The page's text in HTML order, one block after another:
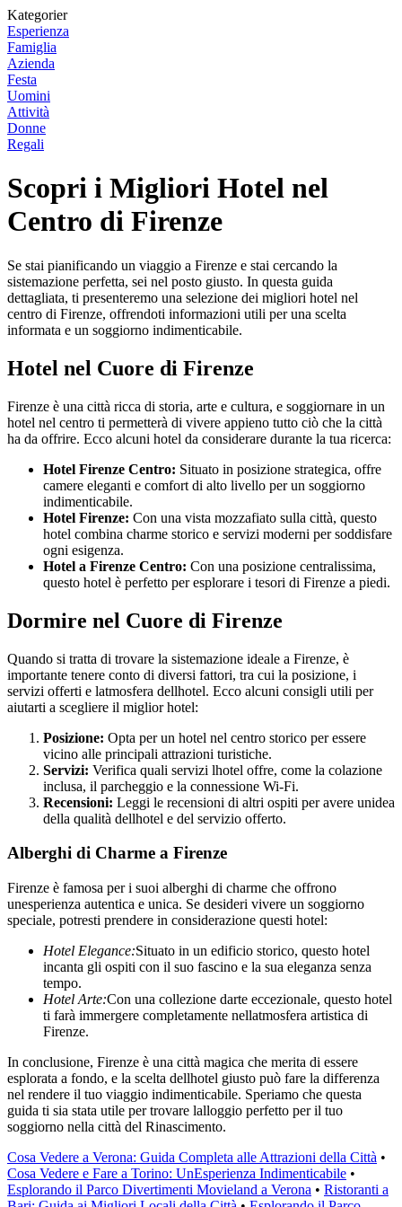
Kategorier
Esperienza
Famiglia
Azienda
Festa
Uomini
Attività
Donne
Regali
Scopri i Migliori Hotel nel
Centro di Firenze
Se stai pianificando un viaggio a Firenze e stai cercando la
sistemazione perfetta, sei nel posto giusto. In questa guida
dettagliata, ti presenteremo una selezione dei migliori hotel nel
centro di Firenze, offrendoti informazioni utili per una scelta
informata e un soggiorno indimenticabile.
Hotel nel Cuore di Firenze
Firenze è una città ricca di storia, arte e cultura, e soggiornare in un
hotel nel centro ti permetterà di vivere appieno tutto ciò che la città
ha da offrire. Ecco alcuni hotel da considerare durante la tua ricerca:
Hotel Firenze Centro: Situato in posizione strategica, offre
camere eleganti e comfort di alto livello per un soggiorno
indimenticabile.
Hotel Firenze: Con una vista mozzafiato sulla città, questo
hotel combina charme storico e servizi moderni per soddisfare
ogni esigenza.
Hotel a Firenze Centro: Con una posizione centralissima,
questo hotel è perfetto per esplorare i tesori di Firenze a piedi.
Dormire nel Cuore di Firenze
Quando si tratta di trovare la sistemazione ideale a Firenze, è
importante tenere conto di diversi fattori, tra cui la posizione, i
servizi offerti e latmosfera dellhotel. Ecco alcuni consigli utili per
aiutarti a scegliere il miglior hotel:
Posizione: Opta per un hotel nel centro storico per essere
vicino alle principali attrazioni turistiche.
Servizi: Verifica quali servizi lhotel offre, come la colazione
inclusa, il parcheggio e la connessione Wi-Fi.
Recensioni: Leggi le recensioni di altri ospiti per avere unidea
della qualità dellhotel e del servizio offerto.
Alberghi di Charme a Firenze
Firenze è famosa per i suoi alberghi di charme che offrono
unesperienza autentica e unica. Se desideri vivere un soggiorno
speciale, potresti prendere in considerazione questi hotel:
Hotel Elegance:Situato in un edificio storico, questo hotel
incanta gli ospiti con il suo fascino e la sua eleganza senza
tempo.
Hotel Arte:Con una collezione darte eccezionale, questo hotel
ti farà immergere completamente nellatmosfera artistica di
Firenze.
In conclusione, Firenze è una città magica che merita di essere
esplorata a fondo, e la scelta dellhotel giusto può fare la differenza
nel rendere il tuo viaggio indimenticabile. Speriamo che questa
guida ti sia stata utile per trovare lalloggio perfetto per il tuo
soggiorno nella città del Rinascimento.
Cosa Vedere a Verona: Guida Completa alle Attrazioni della Città •
Cosa Vedere e Fare a Torino: UnEsperienza Indimenticabile •
Esplorando il Parco Divertimenti Movieland a Verona • Ristoranti a